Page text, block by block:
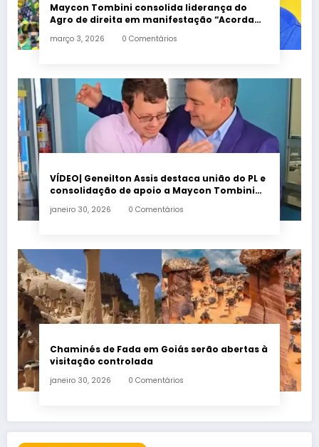
Maycon Tombini consolida liderança do
Agro de direita em manifestação “Acorda
março 3, 2026 0 Comentários
VÍDEO| Geneilton Assis destaca união do PL e
consolidação de apoio a Maycon Tombini
janeiro 30, 2026 0 Comentários
Chaminés de Fada em Goiás serão abertas à
visitação controlada
janeiro 30, 2026 0 Comentários